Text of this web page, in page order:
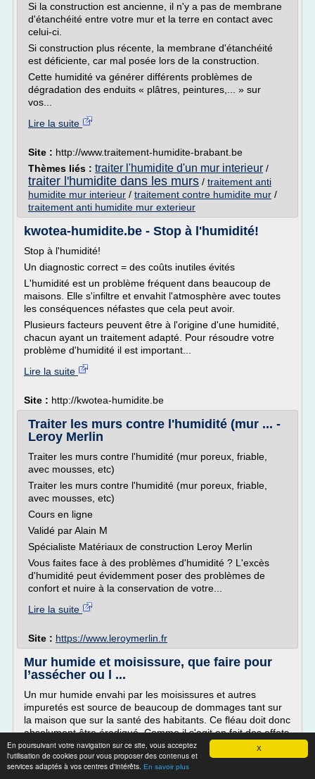
X
En poursuivant votre navigation sur ce site, vous acceptez
l'utilisation de cookies pour vous proposer des contenus et
services adaptés à vos centres d'intérêts. En savoir plus
Si la construction est ancienne, il n'y a pas de membrane
d'étanchéité entre votre mur et la terre en contact avec
celui-ci.
Si construction plus récente, la membrane d'étanchéité
est déficiente, car mal posée lors de la construction.
Cette humidité va générer différents problèmes de
dégradation des enduits « plâtres, peintures,... » sur
vos...
Lire la suite
Site : http://www.traitement-humidite-brabant.be
Thèmes liés : traiter l'humidite d'un mur interieur /
traiter l'humidite dans les murs / traitement anti
humidite mur interieur / traitement contre humidite mur /
traitement anti humidite mur exterieur
kwotea-humidite.be - Stop à l'humidité!
Stop à l'humidité!
Un diagnostic correct = des coûts inutiles évités
L'humidité est un problème fréquent dans beaucoup de
maisons. Elle s'infiltre et envahit l'atmosphère avec toutes
les conséquences néfastes que cela peut avoir.
Plusieurs facteurs peuvent être à l'origine d'une humidité,
chacun ayant un traitement adapté. Pour résoudre votre
problème d'humidité il est important...
Lire la suite
Site : http://kwotea-humidite.be
Traiter les murs contre l'humidité (mur ... -
Leroy Merlin
Traiter les murs contre l'humidité (mur poreux, friable,
avec mousses, etc)
Traiter les murs contre l'humidité (mur poreux, friable,
avec mousses, etc)
Cours en ligne
Validé par Alain M
Spécialiste Matériaux de construction Leroy Merlin
Vous faites face à des problèmes d'humidité ? L'excès
d'humidité peut évidemment poser des problèmes de
confort et nuire à la conservation de votre...
Lire la suite
Site : https://www.leroymerlin.fr
Mur humide et moisissure, que faire pour
l’assécher ou l ...
Un mur humide envahi par les moisissures et autres
impuretés est source de beaucoup de dommages tant sur
la maison que sur la santé des habitants. Ce fléau doit donc
absolument être éradiqué. Comme il s'agit en fait des effets
désastreux des remontées capillaires, des infiltrations et de
la condensation de l'air, neutraliser l'humidité avec ses
effets revient donc à résorber l'un de...